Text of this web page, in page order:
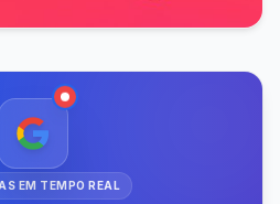
EM TEMPO REAL